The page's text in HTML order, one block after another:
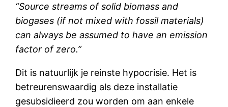
“Source streams of solid biomass and
biogases (if not mixed with fossil materials)
can always be assumed to have an emission
factor of zero.”
Dit is natuurlijk je reinste hypocrisie. Het is
betreurenswaardig als deze installatie
gesubsidieerd zou worden om aan enkele